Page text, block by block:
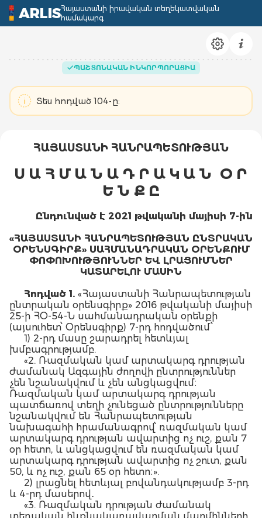
ARLISՀայաստանի իրավական տեղեկատվական
համակարգ
ՊԱՇՏՈՆԱԿԱՆ ԻՆԿՈՐՊՈՐԱՑԻԱ
Տես հոդված 104-ը:
ՀԱՅԱՍՏԱՆԻ ՀԱՆՐԱՊԵՏՈՒԹՅԱՆ
Ս Ա Հ Մ Ա Ն Ա Դ Ր Ա Կ Ա Ն Օ Ր
Ե Ն Ք Ը
Ընդունված է 2021 թվականի մայիսի 7-ին
«ՀԱՅԱՍՏԱՆԻ ՀԱՆՐԱՊԵՏՈՒԹՅԱՆ ԸՆՏՐԱԿԱՆ
ՕՐԵՆՍԳԻՐՔ» ՍԱՀՄԱՆԱԴՐԱԿԱՆ ՕՐԵՆՔՈՒՄ
ՓՈՓՈԽՈՒԹՅՈՒՆՆԵՐ ԵՎ ԼՐԱՑՈՒՄՆԵՐ
ԿԱՏԱՐԵԼՈՒ ՄԱՍԻՆ
Հոդված 1. «Հայաստանի Հանրապետության
ընտրական օրենսգիրք» 2016 թվականի մայիսի
25-ի ՀՕ-54-Ն սահմանադրական օրենքի
(այսուհետ՝ Օրենսգիրք) 7-րդ հոդվածում՝
1) 2-րդ մասը շարադրել հետևյալ
խմբագրությամբ.
«2. Ռազմական կամ արտակարգ դրության
ժամանակ Ազգային ժողովի ընտրություններ
չեն նշանակվում և չեն անցկացվում։
Ռազմական կամ արտակարգ դրության
պատճառով տեղի չունեցած ընտրությունները
նշանակվում են Հանրապետության
նախագահի հրամանագրով՝ ռազմական կամ
արտակարգ դրության ավարտից ոչ ուշ, քան 7
օր հետո, և անցկացվում են ռազմական կամ
արտակարգ դրության ավարտից ոչ շուտ, քան
50, և ոչ ուշ, քան 65 օր հետո։».
2) լրացնել հետևյալ բովանդակությամբ 3-րդ
և 4-րդ մասերով․
«3. Ռազմական դրության ժամանակ
տեղական ինքնակառավարման մարմինների